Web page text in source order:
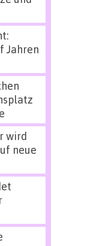
Jahren
wird
neue